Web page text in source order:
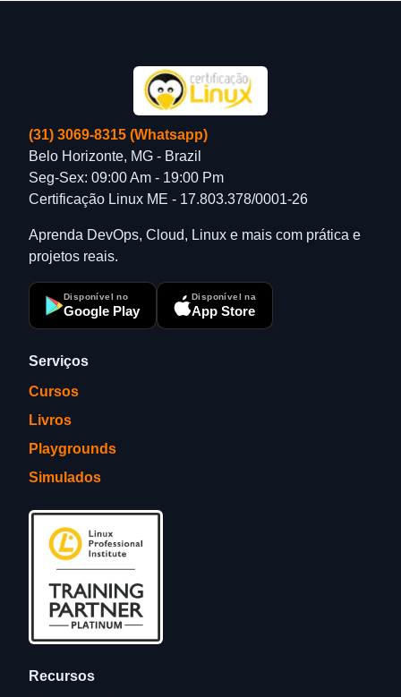
(31) 3069-8315 (Whatsapp)
Belo Horizonte, MG - Brazil
Seg-Sex: 09:00 Am - 19:00 Pm
Certificação Linux ME - 17.803.378/0001-26
Aprenda DevOps, Cloud, Linux e mais com prática e
projetos reais.
Disponível no
Google Play
Disponível na
App Store
Serviços
Cursos
Livros
Playgrounds
Simulados
Recursos